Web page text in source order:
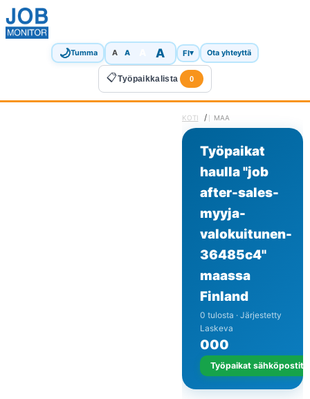
🌙Tumma A A A FI▾ Ota yhteyttä
📋Työpaikkalista 0
KOTI / MAA
Työpaikat
haulla "job
after-sales-
myyja-
valokuitunen-
36485c4"
maassa
Finland
0 tulosta · Järjestetty
Laskeva
000
Työpaikat